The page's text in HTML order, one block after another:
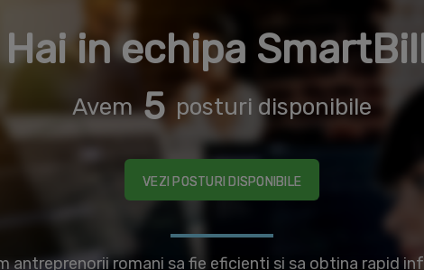
Hai in echipa
Avem5 posturi disponibile
VEZI POSTURI DISPONIBILE
antreprenorii romani sa fie eficienti si sa obtina rapid